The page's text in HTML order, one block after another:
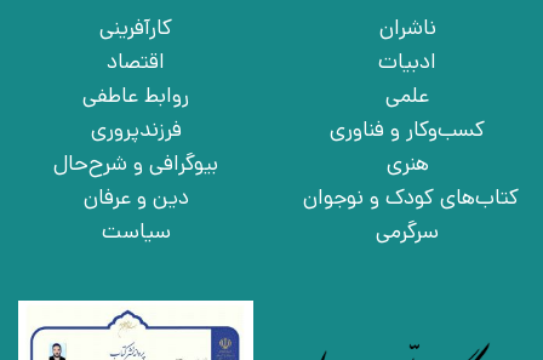
ناشران
ادبیات
علمی
کسب‌وکار و فناوری
هنری
کتاب‌های کودک و نوجوان
سرگرمی
کارآفرینی
اقتصاد
روابط عاطفی
فرزندپروری
بیوگرافی و شرح‌حال
دین و عرفان
سیاست